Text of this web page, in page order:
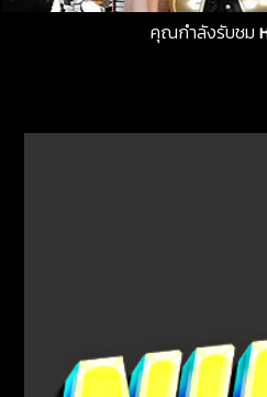
คุณกำลังรับชม